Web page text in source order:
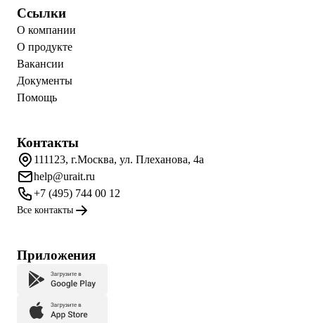
Ссылки
О компании
О продукте
Вакансии
Документы
Помощь
Контакты
111123, г.Москва, ул. Плеханова, 4а
help@urait.ru
+7 (495) 744 00 12
Все контакты
Приложения